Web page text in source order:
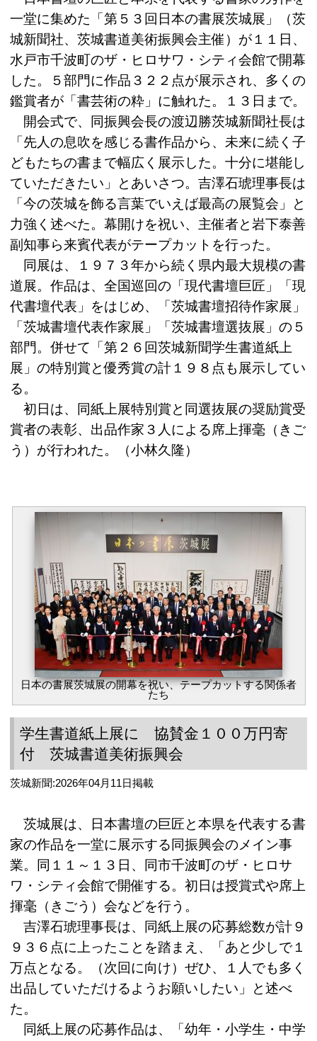
一堂に集めた「第５３回日本の書展茨城展」（茨
城新聞社、茨城書道美術振興会主催）が１１日、
水戸市千波町のザ・ヒロサワ・シティ会館で開幕
した。５部門に作品３２２点が展示され、多くの
鑑賞者が「書芸術の粋」に触れた。１３日まで。
開会式で、同振興会長の渡辺勝茨城新聞社長は
「先人の息吹を感じる書作品から、未来に続く子
どもたちの書まで幅広く展示した。十分に堪能し
ていただきたい」とあいさつ。吉澤石琥理事長は
「今の茨城を飾る言葉でいえば最高の展覧会」と
力強く述べた。幕開けを祝い、主催者と岩下泰善
副知事ら来賓代表がテープカットを行った。
同展は、１９７３年から続く県内最大規模の書
道展。作品は、全国巡回の「現代書壇巨匠」「現
代書壇代表」をはじめ、「茨城書壇招待作家展」
「茨城書壇代表作家展」「茨城書壇選抜展」の５
部門。併せて「第２６回茨城新聞学生書道紙上
展」の特別賞と優秀賞の計１９８点も展示してい
る。
初日は、同紙上展特別賞と同選抜展の奨励賞受
賞者の表彰、出品作家３人による席上揮毫（きご
う）が行われた。（小林久隆）
日本の書展茨城展の開幕を祝い、テープカットする関係者
たち
学生書道紙上展に 協賛金１００万円寄
付 茨城書道美術振興会
茨城新聞:2026年04月11日掲載
茨城展は、日本書壇の巨匠と本県を代表する書
家の作品を一堂に展示する同振興会のメイン事
業。同１１～１３日、同市千波町のザ・ヒロサ
ワ・シティ会館で開催する。初日は授賞式や席上
揮毫（きごう）会などを行う。
吉澤石琥理事長は、同紙上展の応募総数が計９
９３６点に上ったことを踏まえ、「あと少しで１
万点となる。（次回に向け）ぜひ、１人でも多く
出品していただけるようお願いしたい」と述べ
た。
同紙上展の応募作品は、「幼年・小学生・中学